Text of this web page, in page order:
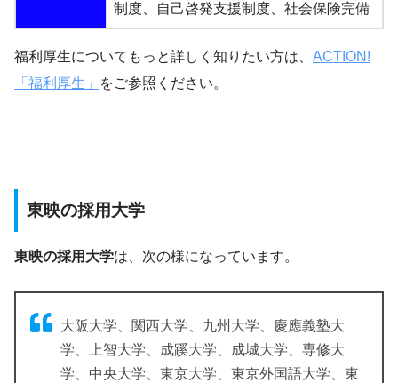
制度、自己啓発支援制度、社会保険完備
福利厚生についてもっと詳しく知りたい方は、 ACTION!
「福利厚生」
をご参照ください。
東映の採用大学
東映の採用大学は、次の様になっています。
大阪大学、関西大学、九州大学、慶應義塾大
学、上智大学、成蹊大学、成城大学、専修大
学、中央大学、東京大学、東京外国語大学、東